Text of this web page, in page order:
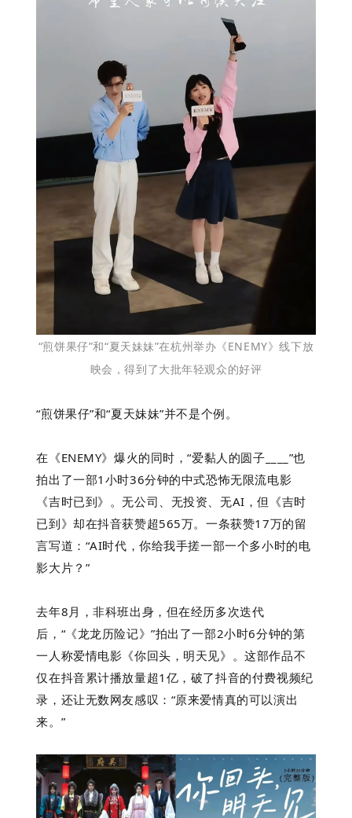
“煎饼果仔”和“夏天妹妹”在杭州举办《ENEMY》线下放
映会，得到了大批年轻观众的好评
“煎饼果仔”和“夏天妹妹”并不是个例。
在《ENEMY》爆火的同时，“爱黏人的圆子____”也
拍出了一部1小时36分钟的中式恐怖无限流电影
《吉时已到》。无公司、无投资、无AI，但《吉时
已到》却在抖音获赞超565万。一条获赞17万的留
言写道：“AI时代，你给我手搓一部一个多小时的电
影大片？”
去年8月，非科班出身，但在经历多次迭代
后，“《龙龙历险记》”拍出了一部2小时6分钟的第
一人称爱情电影 《你回头，明天见》 。这部作品不
仅在抖音累计播放量超1亿，破了抖音的付费视频纪
录，还让无数网友感叹：“原来爱情真的可以演出
来。”